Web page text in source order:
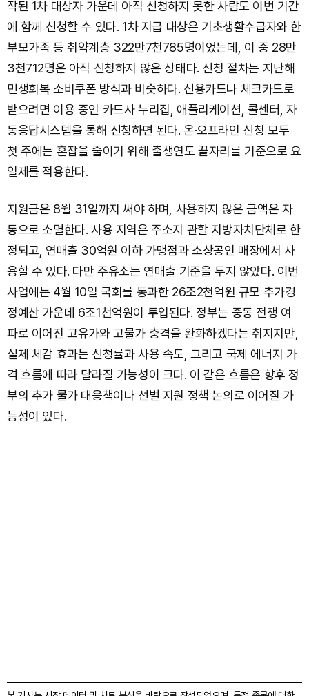
작된 1차 대상자 가운데 아직 신청하지 못한 사람도 이번 기간
에 함께 신청할 수 있다. 1차 지급 대상은 기초생활수급자와 한
부모가족 등 취약계층 322만7천785명이었는데, 이 중 28만
3천712명은 아직 신청하지 않은 상태다. 신청 절차는 지난해
민생회복 소비쿠폰 방식과 비슷하다. 신용카드나 체크카드로
받으려면 이용 중인 카드사 누리집, 애플리케이션, 콜센터, 자
동응답시스템을 통해 신청하면 된다. 온·오프라인 신청 모두
첫 주에는 혼잡을 줄이기 위해 출생연도 끝자리를 기준으로 요
일제를 적용한다.
지원금은 8월 31일까지 써야 하며, 사용하지 않은 금액은 자
동으로 소멸한다. 사용 지역은 주소지 관할 지방자치단체로 한
정되고, 연매출 30억원 이하 가맹점과 소상공인 매장에서 사
용할 수 있다. 다만 주유소는 연매출 기준을 두지 않았다. 이번
사업에는 4월 10일 국회를 통과한 26조2천억원 규모 추가경
정예산 가운데 6조1천억원이 투입된다. 정부는 중동 전쟁 여
파로 이어진 고유가와 고물가 충격을 완화하겠다는 취지지만,
실제 체감 효과는 신청률과 사용 속도, 그리고 국제 에너지 가
격 흐름에 따라 달라질 가능성이 크다. 이 같은 흐름은 향후 정
부의 추가 물가 대응책이나 선별 지원 정책 논의로 이어질 가
능성이 있다.